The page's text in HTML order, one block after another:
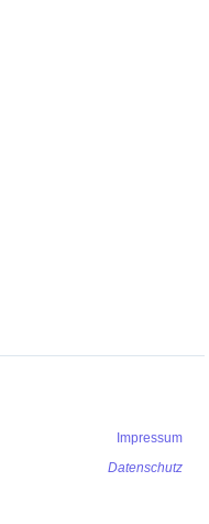
Impressum
Datenschutz